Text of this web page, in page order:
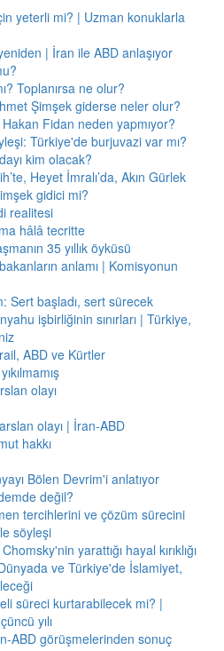
yeterli mi? | Uzman konuklarla
| İran ile ABD anlaşıyor
Toplanırsa ne olur?
Şimşek giderse neler olur?
Hakan Fidan neden yapmıyor?
Türkiye'de burjuvazi var mı?
kim olacak?
Heyet İmralı’da, Akın Gürlek
gidici mi?
realitesi
hâlâ tecritte
35 yıllık öyküsü
anlamı | Komisyonun
Sert başladı, sert sürecek
işbirliğinin sınırları | Türkiye,
ABD ve Kürtler
olayı
olayı | İran-ABD
hakkı
Bölen Devrim'i anlatıyor
değil?
tercihlerini ve çözüm sürecini
söyleşi
yarattığı hayal kırıklığı
ve Türkiye'de İslamiyet,
süreci kurtarabilecek mi? |
yılı
ABD görüşmelerinden sonuç